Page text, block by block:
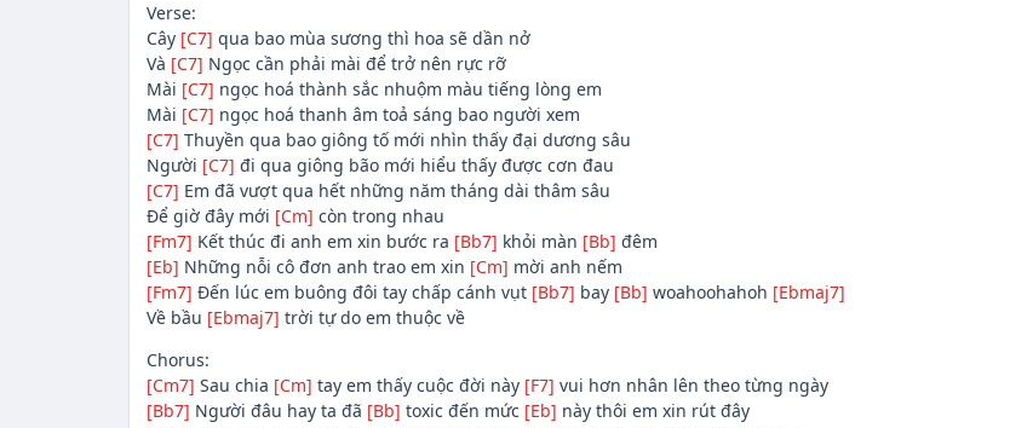
Verse:
Cây [C7] qua bao mùa sương thì hoa sẽ dần nở
Và [C7] Ngọc cần phải mài để trở nên rực rỡ
Mài [C7] ngọc hoá thành sắc nhuộm màu tiếng lòng em
Mài [C7] ngọc hoá thanh âm toả sáng bao người xem
[C7] Thuyền qua bao giông tố mới nhìn thấy đại dương sâu
Người [C7] đi qua giông bão mới hiểu thấy được cơn đau
[C7] Em đã vượt qua hết những năm tháng dài thâm sâu
Để giờ đây mới [Cm] còn trong nhau
[Fm7] Kết thúc đi anh em xin bước ra [Bb7] khỏi màn [Bb] đêm
[Eb] Những nỗi cô đơn anh trao em xin [Cm] mời anh nếm
[Fm7] Đến lúc em buông đôi tay chấp cánh vụt [Bb7] bay [Bb] woahoohahoh [Ebmaj7]
Về bầu [Ebmaj7] trời tự do em thuộc về
Chorus:
[Cm7] Sau chia [Cm] tay em thấy cuộc đời này [F7] vui hơn nhân lên theo từng ngày
[Bb7] Người đâu hay ta đã [Bb] toxic đến mức [Eb] này thôi em xin rút đây